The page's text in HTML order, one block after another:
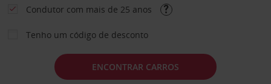
Condutor com mais de 25 anos
Tenho um código de desconto
ENCONTRAR CARROS